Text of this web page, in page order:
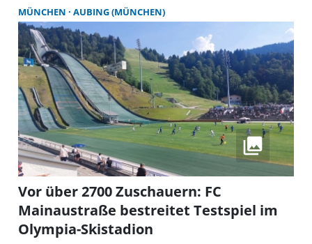
und Jugendliche, zum Teil unterstützt von ihren
Eltern, darunter der Schwabhausener Apotheker
Armin Rohbeck und Sulzemoos’ Bürgermeister
Johannes Kneidl, stöberten eifrig durch die
mitgebrachten Sticker-Alben. Auf den Tischen
stapelten sich die begehrten Sammelpäckchen –
eine fröhliche Atmosphäre, die zeigte: Die WM
verbindet Generationen. Aus der CSU-
Gemeinderatsfraktion waren Markus Arnold,
Christine Göttler und Florian Scherf vor Ort, vom
Ortsverbandsvorstand Gitti Bendl und Michael
Berndt.
MÜNCHEN AUBING (MÜNCHEN)
Vor über 2700 Zuschauern: FC
Mainaustraße bestreitet Testspiel im
Olympia-Skistadion